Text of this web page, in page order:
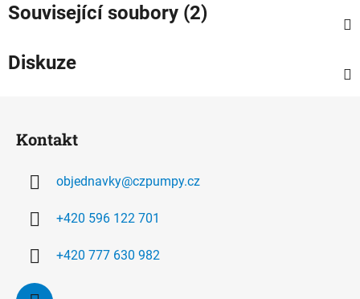
Související soubory (2)
Diskuze
Kontakt
objednavky@czpumpy.cz
+420 596 122 701
+420 777 630 982